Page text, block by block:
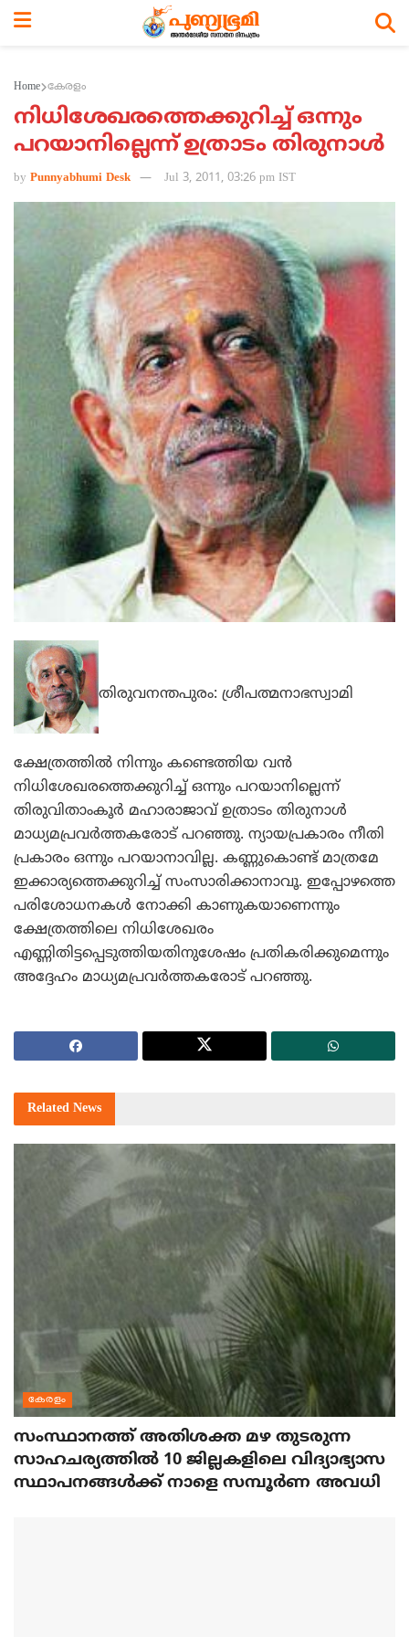
Home കേരളം
നിധിശേഖരത്തെക്കുറിച്ച് ഒന്നും
പറയാനില്ലെന്ന് ഉത്രാടം തിരുനാള്‍
by Punnyabhumi Desk Jul 3, 2011, 03:26 pm IST
തിരുവനന്തപുരം: ശ്രീപത്മനാഭസ്വാമി
ക്ഷേത്രത്തില്‍ നിന്നും കണ്ടെത്തിയ വന്‍
നിധിശേഖരത്തെക്കുറിച്ച് ഒന്നും പറയാനില്ലെന്ന്
തിരുവിതാംകൂര്‍ മഹാരാജാവ് ഉത്രാടം തിരുനാള്‍
മാധ്യമപ്രവര്‍ത്തകരോട് പറഞ്ഞു. ന്യായപ്രകാരം നീതി
പ്രകാരം ഒന്നും പറയാനാവില്ല. കണ്ണുകൊണ്ട് മാത്രമേ
ഇക്കാര്യത്തെക്കുറിച്ച് സംസാരിക്കാനാവൂ. ഇപ്പോഴത്തെ
പരിശോധനകള്‍ നോക്കി കാണുകയാണെന്നും
ക്ഷേത്രത്തിലെ നിധിശേഖരം
എണ്ണിതിട്ടപ്പെടുത്തിയതിനുശേഷം പ്രതികരിക്കുമെന്നും
അദ്ദേഹം മാധ്യമപ്രവര്‍ത്തകരോട് പറഞ്ഞു.
Related News
കേരളം
സംസ്ഥാനത്ത് അതിശക്ത മഴ തുടരുന്ന
സാഹചര്യത്തിൽ 10 ജില്ലകളിലെ വിദ്യാഭ്യാസ
സ്ഥാപനങ്ങൾക്ക് നാളെ സമ്പൂർണ അവധി